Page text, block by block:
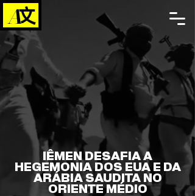
IÊMEN DESAFIA A
HEGEMONIA DOS EUA E DA
ARÁBIA SAUDITA NO
ORIENTE MÉDIO